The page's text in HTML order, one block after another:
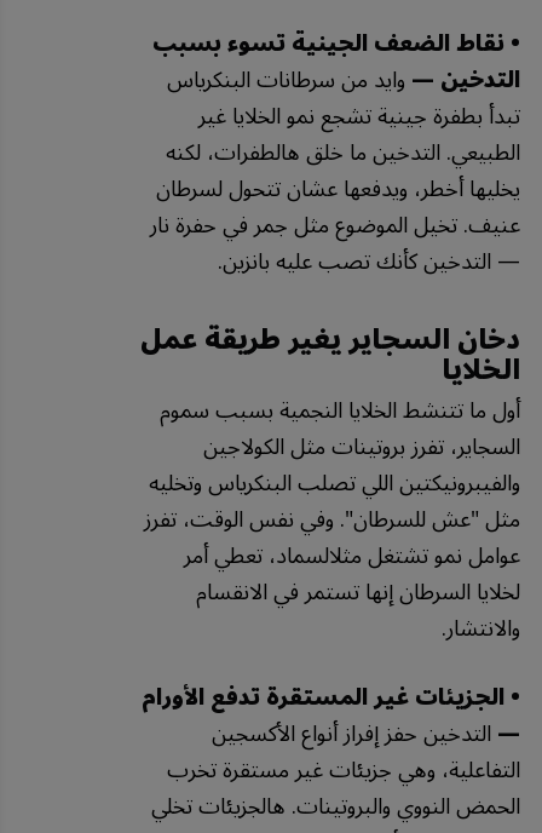
• نقاط الضعف الجينية تسوء بسبب
التدخين —وايد من سرطانات البنكرياس
تبدأ بطفرة جينية تشجع نمو الخلايا غير
الطبيعي. التدخين ما خلق هالطفرات، لكنه
يخليها أخطر، ويدفعها عشان تتحول لسرطان
عنيف. تخيل الموضوع مثل جمر في حفرة نار
— التدخين كأنك تصب عليه بانزين.
دخان السجاير يغير طريقة عمل
الخلايا
أول ما تتنشط الخلايا النجمية بسبب سموم
السجاير، تفرز بروتينات مثل الكولاجين
والفيبرونيكتين اللي تصلب البنكرياس وتخليه
مثل "عش للسرطان". وفي نفس الوقت، تفرز
عوامل نمو تشتغل مثلالسماد، تعطي أمر
لخلايا السرطان إنها تستمر في الانقسام
والانتشار.
• الجزيئات غير المستقرة تدفع الأورام
—التدخين حفز إفراز أنواع الأكسجين
التفاعلية، وهي جزيئات غير مستقرة تخرب
الحمض النووي والبروتينات. هالجزيئات تخلي